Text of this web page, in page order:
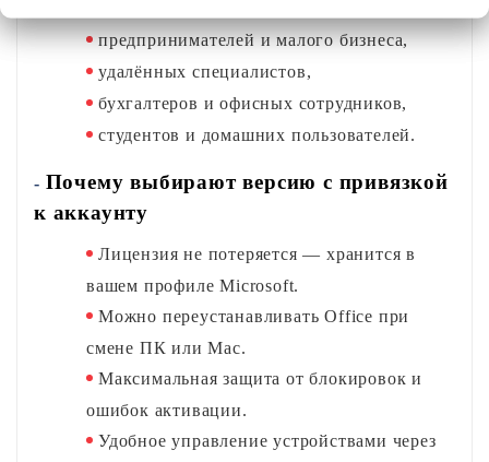
предпринимателей и малого бизнеса,
удалённых специалистов,
бухгалтеров и офисных сотрудников,
студентов и домашних пользователей.
- Почему выбирают версию с привязкой
к аккаунту
Лицензия не потеряется — хранится в
вашем профиле Microsoft.
Можно переустанавливать Office при
смене ПК или Mac.
Максимальная защита от блокировок и
ошибок активации.
Удобное управление устройствами через